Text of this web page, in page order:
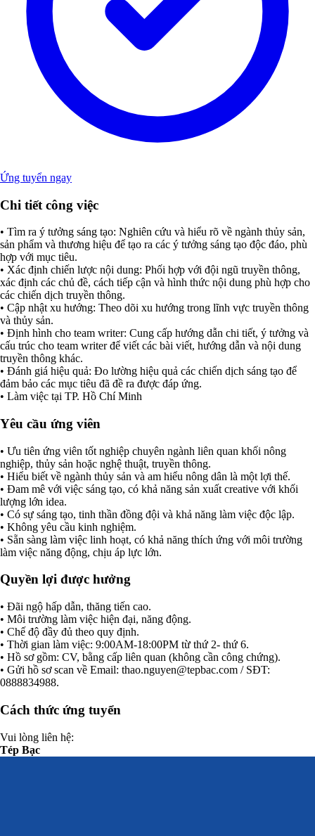
Ứng tuyển ngay
Chi tiết công việc
• Tìm ra ý tưởng sáng tạo: Nghiên cứu và hiểu rõ về ngành thủy sản,
sản phẩm và thương hiệu để tạo ra các ý tưởng sáng tạo độc đáo, phù
hợp với mục tiêu.
• Xác định chiến lược nội dung: Phối hợp với đội ngũ truyền thông,
xác định các chủ đề, cách tiếp cận và hình thức nội dung phù hợp cho
các chiến dịch truyền thông.
• Cập nhật xu hướng: Theo dõi xu hướng trong lĩnh vực truyền thông
và thủy sản.
• Định hình cho team writer: Cung cấp hướng dẫn chi tiết, ý tưởng và
cấu trúc cho team writer để viết các bài viết, hướng dẫn và nội dung
truyền thông khác.
• Đánh giá hiệu quả: Đo lường hiệu quả các chiến dịch sáng tạo để
đảm bảo các mục tiêu đã đề ra được đáp ứng.
• Làm việc tại TP. Hồ Chí Minh
Yêu cầu ứng viên
• Ưu tiên ứng viên tốt nghiệp chuyên ngành liên quan khối nông
nghiệp, thủy sản hoặc nghệ thuật, truyền thông.
• Hiểu biết về ngành thủy sản và am hiểu nông dân là một lợi thế.
• Đam mê với việc sáng tạo, có khả năng sản xuất creative với khối
lượng lớn idea.
• Có sự sáng tạo, tinh thần đồng đội và khả năng làm việc độc lập.
• Không yêu cầu kinh nghiệm.
• Sẵn sàng làm việc linh hoạt, có khả năng thích ứng với môi trường
làm việc năng động, chịu áp lực lớn.
Quyền lợi được hưởng
• Đãi ngộ hấp dẫn, thăng tiến cao.
• Môi trường làm việc hiện đại, năng động.
• Chế độ đầy đủ theo quy định.
• Thời gian làm việc: 9:00AM-18:00PM từ thứ 2- thứ 6.
• Hồ sơ gồm: CV, bằng cấp liên quan (không cần công chứng).
• Gửi hồ sơ scan về Email: thao.nguyen@tepbac.com / SĐT:
0888834988.
Cách thức ứng tuyển
Vui lòng liên hệ:
Tép Bạc